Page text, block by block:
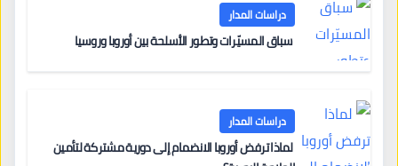
دراسات المدار
سباق المسيّرات وتطور الأسلحة بين أوروبا وروسيا
دراسات المدار
لماذا ترفض أوروبا الانضمام إلى دورية مشتركة لتأمين